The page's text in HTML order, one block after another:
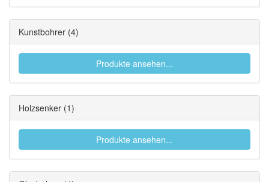
Kunstbohrer (4)
Produkte ansehen...
Holzsenker (1)
Produkte ansehen...